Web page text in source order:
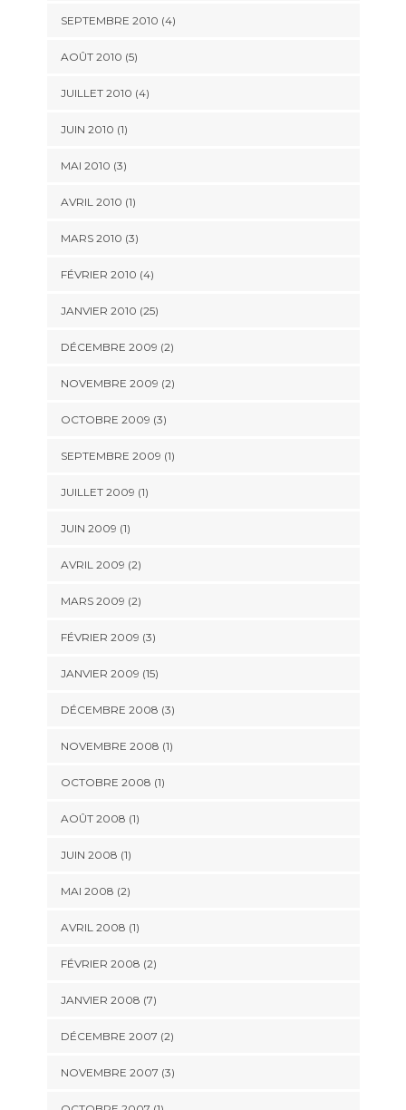
SEPTEMBRE 2010 (4)
AOÛT 2010 (5)
JUILLET 2010 (4)
JUIN 2010 (1)
MAI 2010 (3)
AVRIL 2010 (1)
MARS 2010 (3)
FÉVRIER 2010 (4)
JANVIER 2010 (25)
DÉCEMBRE 2009 (2)
NOVEMBRE 2009 (2)
OCTOBRE 2009 (3)
SEPTEMBRE 2009 (1)
JUILLET 2009 (1)
JUIN 2009 (1)
AVRIL 2009 (2)
MARS 2009 (2)
FÉVRIER 2009 (3)
JANVIER 2009 (15)
DÉCEMBRE 2008 (3)
NOVEMBRE 2008 (1)
OCTOBRE 2008 (1)
AOÛT 2008 (1)
JUIN 2008 (1)
MAI 2008 (2)
AVRIL 2008 (1)
FÉVRIER 2008 (2)
JANVIER 2008 (7)
DÉCEMBRE 2007 (2)
NOVEMBRE 2007 (3)